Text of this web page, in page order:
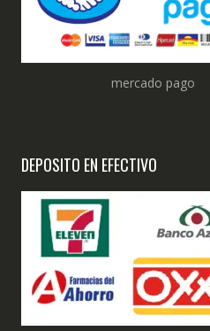
mercado pago
DEPOSITO EN EFECTIVO